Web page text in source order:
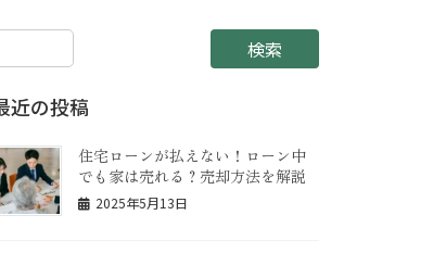
検索
近の投稿
住宅ローンが払えない！ローン中
でも家は売れる？売却方法を解説
2025年5月13日